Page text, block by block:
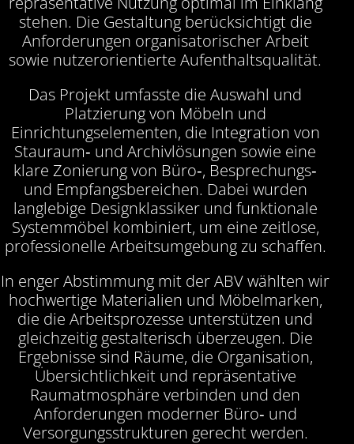
stehen. Die Gestaltung berücksichtigt die
Anforderungen organisatorischer Arbeit
sowie nutzerorientierte Aufenthaltsqualität.
Das Projekt umfasste die Auswahl und
Platzierung von Möbeln und
Einrichtungselementen, die Integration von
Stauraum‑ und Archivlösungen sowie eine
klare Zonierung von Büro‑, Besprechungs‑
und Empfangsbereichen. Dabei wurden
langlebige Designklassiker und funktionale
Systemmöbel kombiniert, um eine zeitlose,
professionelle Arbeitsumgebung zu schaffen.
In enger Abstimmung mit der ABV wählten wir
hochwertige Materialien und Möbelmarken,
die die Arbeitsprozesse unterstützen und
gleichzeitig gestalterisch überzeugen. Die
Ergebnisse sind Räume, die Organisation,
Übersichtlichkeit und repräsentative
Raumatmosphäre verbinden und den
Anforderungen moderner Büro‑ und
Versorgungsstrukturen gerecht werden.